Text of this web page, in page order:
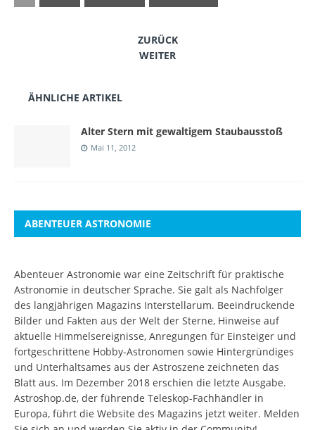
ZURÜCK
WEITER
ÄHNLICHE ARTIKEL
Alter Stern mit gewaltigem Staubausstoß
Mai 11, 2012
ABENTEUER ASTRONOMIE
Abenteuer Astronomie war eine Zeitschrift für praktische
Astronomie in deutscher Sprache. Sie galt als Nachfolger
des langjährigen Magazins Interstellarum. Beeindruckende
Bilder und Fakten aus der Welt der Sterne, Hinweise auf
aktuelle Himmelsereignisse, Anregungen für Einsteiger und
fortgeschrittene Hobby-Astronomen sowie Hintergründiges
und Unterhaltsames aus der Astroszene zeichneten das
Blatt aus. Im Dezember 2018 erschien die letzte Ausgabe.
Astroshop.de, der führende Teleskop-Fachhändler in
Europa, führt die Website des Magazins jetzt weiter. Melden